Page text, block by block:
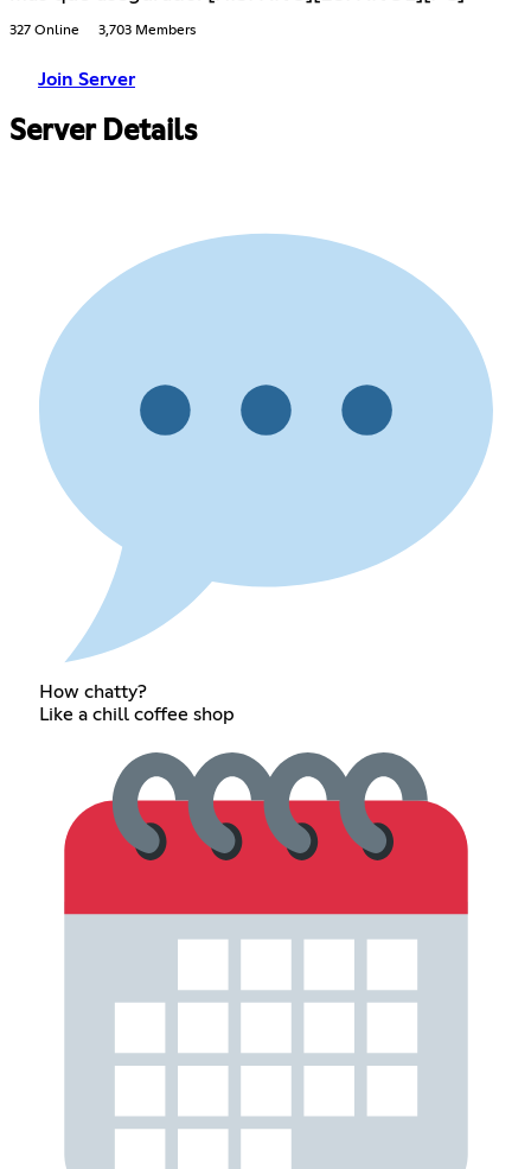
327 Online 3,703 Members
Join Server
Server Details
How chatty?
Like a chill coffee shop